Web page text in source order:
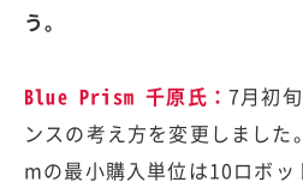
う。
Blue Prism 千原氏： 7月初
ンスの考え方を変更しまし
mの最小購入単位は10ロボ